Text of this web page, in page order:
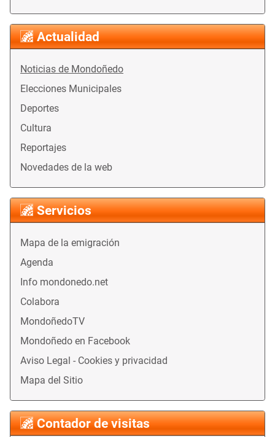
Actualidad
Noticias de Mondoñedo
Elecciones Municipales
Deportes
Cultura
Reportajes
Novedades de la web
Servicios
Mapa de la emigración
Agenda
Info mondonedo.net
Colabora
MondoñedoTV
Mondoñedo en Facebook
Aviso Legal - Cookies y privacidad
Mapa del Sitio
Contador de visitas